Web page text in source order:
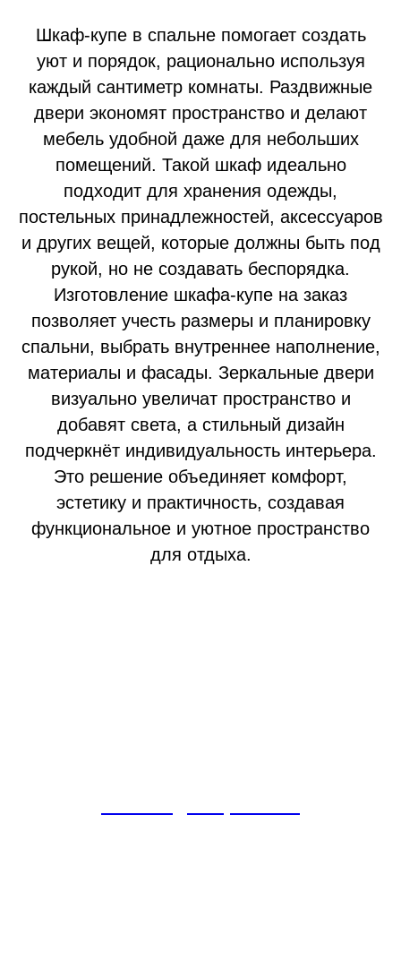
Шкаф‑купе в спальне помогает создать
уют и порядок, рационально используя
каждый сантиметр комнаты. Раздвижные
двери экономят пространство и делают
мебель удобной даже для небольших
помещений. Такой шкаф идеально
подходит для хранения одежды,
постельных принадлежностей, аксессуаров
и других вещей, которые должны быть под
рукой, но не создавать беспорядка.
Изготовление шкафа‑купе на заказ
позволяет учесть размеры и планировку
спальни, выбрать внутреннее наполнение,
материалы и фасады. Зеркальные двери
визуально увеличат пространство и
добавят света, а стильный дизайн
подчеркнёт индивидуальность интерьера.
Это решение объединяет комфорт,
эстетику и практичность, создавая
функциональное и уютное пространство
для отдыха.